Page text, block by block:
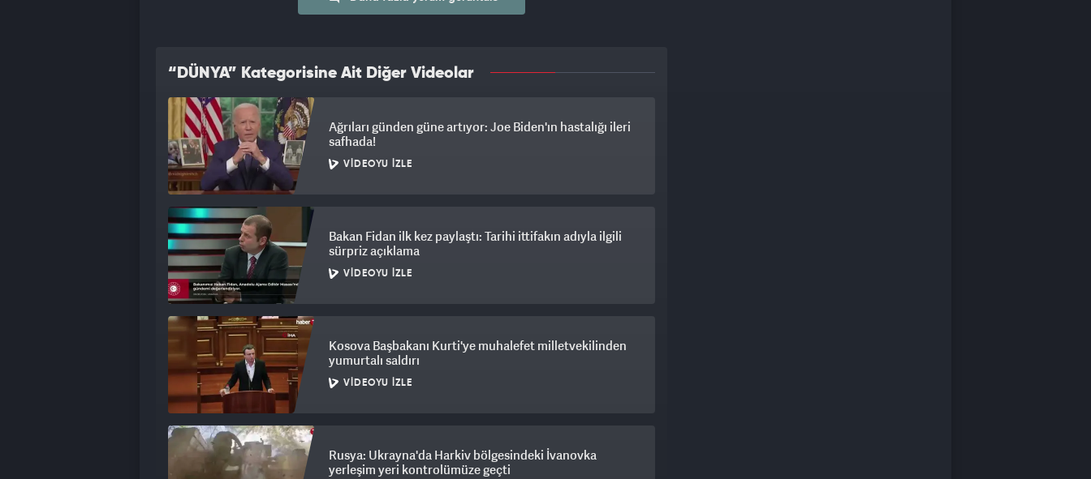
ancak görüşmenin ayrıntılarını paylaşmadığını söyledi. Muhalefet lideri, ödülü kabul
“DÜNYA” Kategorisine Ait Diğer Videolar
Ağrıları günden güne artıyor: Joe Biden'ın hastalığı ileri
safhada!
VIDEOYU İZLE
Bakan Fidan ilk kez paylaştı: Tarihi ittifakın adıyla ilgili
sürpriz açıklama
VIDEOYU İZLE
Kosova Başbakanı Kurti'ye muhalefet milletvekilinden
yumurtalı saldırı
VIDEOYU İZLE
Rusya: Ukrayna'da Harkiv bölgesindeki İvanovka
yerleşim yeri kontrolümüze geçti